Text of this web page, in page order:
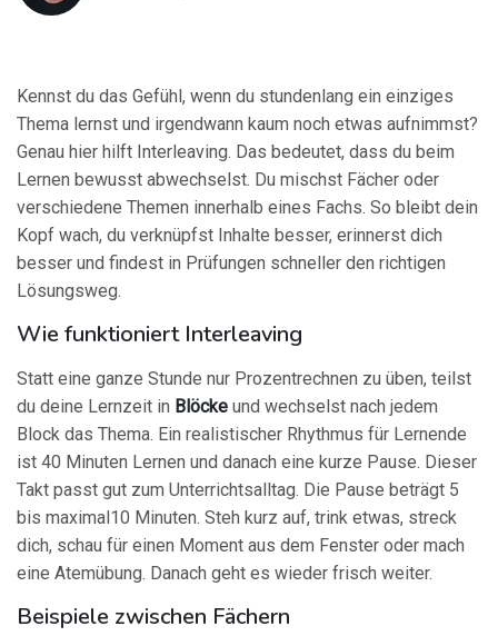
Kennst du das Gefühl, wenn du stundenlang ein einziges
Thema lernst und irgendwann kaum noch etwas aufnimmst?
Genau hier hilft Interleaving. Das bedeutet, dass du beim
Lernen bewusst abwechselst. Du mischst Fächer oder
verschiedene Themen innerhalb eines Fachs. So bleibt dein
Kopf wach, du verknüpfst Inhalte besser, erinnerst dich
besser und findest in Prüfungen schneller den richtigen
Lösungsweg.
Wie funktioniert Interleaving
Statt eine ganze Stunde nur Prozentrechnen zu üben, teilst
du deine Lernzeit in Blöcke und wechselst nach jedem
Block das Thema. Ein realistischer Rhythmus für Lernende
ist 40 Minuten Lernen und danach eine kurze Pause. Dieser
Takt passt gut zum Unterrichtsalltag. Die Pause beträgt 5
bis maximal10 Minuten. Steh kurz auf, trink etwas, streck
dich, schau für einen Moment aus dem Fenster oder mach
eine Atemübung. Danach geht es wieder frisch weiter.
Beispiele zwischen Fächern